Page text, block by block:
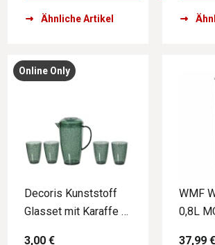
Ähnliche Artikel
Online Only
Decoris Kunststoff
Glasset mit Karaffe 5-
3,00 €
WMF
0,8L
37,99 €